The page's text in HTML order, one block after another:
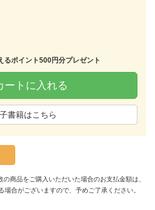
るポイント500円分プレゼント
トに入れる
書籍はこちら
商品をご購入いただいた場合のお支払金額は、
場合がございますので、予めご了承ください。